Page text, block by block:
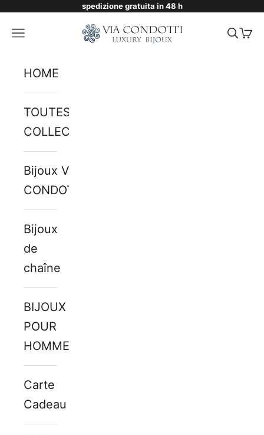
Passer au contenuspedizione gratuita in 48 h
Via Condotti Store
Menu
HOME
TOUTES LES
COLLECTIONS
Bijoux VIA
CONDOTTI
Bijoux
de
chaîne
BIJOUX
POUR
HOMMES
Carte
Cadeau